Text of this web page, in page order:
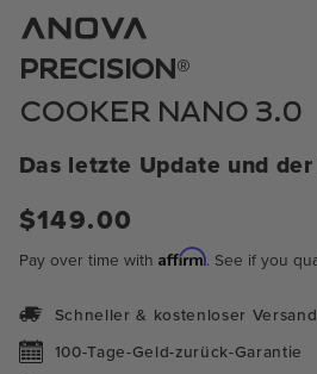
im
Modal
PRECISION®
COOKER NANO 3.0
Das letzte Update und
Regulärer
$149.00
Pay over time with Affirm. See if you
Schneller & kostenloser Versand
100-Tage-Geld-zurück-Garantie